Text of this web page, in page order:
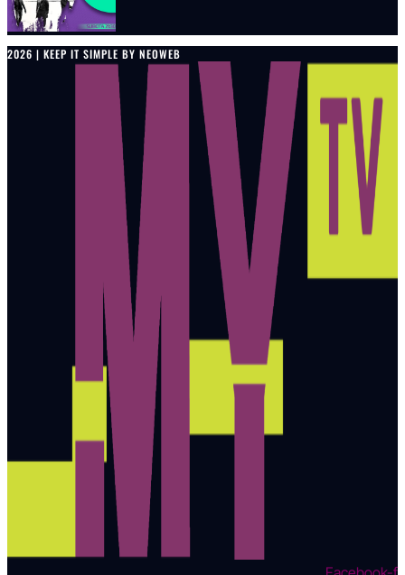
2026 | KEEP IT SIMPLE BY NEOWEB